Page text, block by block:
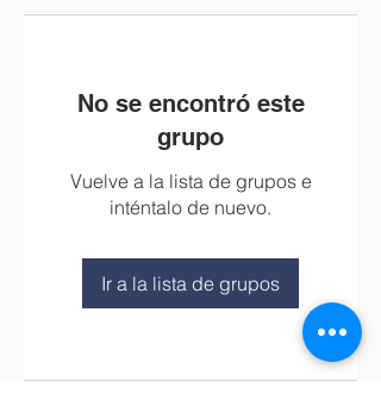
No se encontró este
grupo
Vuelve a la lista de grupos e
inténtalo de nuevo.
Ir a la lista de grupos